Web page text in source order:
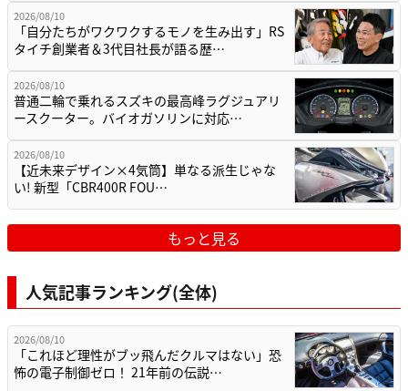
2026/08/10
「自分たちがワクワクするモノを生み出す」RS
タイチ創業者＆3代目社長が語る歴…
2026/08/10
普通二輪で乗れるスズキの最高峰ラグジュアリ
ースクーター。バイオガソリンに対応…
2026/08/10
【近未来デザイン×4気筒】単なる派生じゃな
い! 新型「CBR400R FOU…
もっと見る
人気記事ランキング(全体)
2026/08/10
「これほど理性がブッ飛んだクルマはない」恐
怖の電子制御ゼロ！ 21年前の伝説…